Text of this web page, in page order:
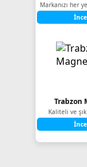
Markanızı her
Trabzon
Kaliteli ve